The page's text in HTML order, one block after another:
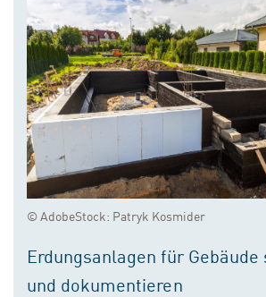
© AdobeStock: Patryk Kosmider
Erdungsanlagen für
und dokumentieren